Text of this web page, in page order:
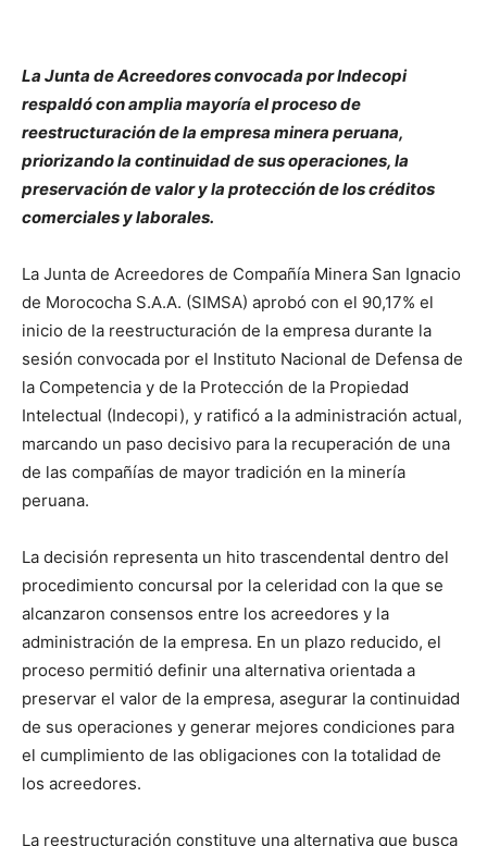
La Junta de Acreedores convocada por Indecopi
respaldó con amplia mayoría el proceso de
reestructuración de la empresa minera peruana,
priorizando la continuidad de sus operaciones, la
preservación de valor y la protección de los créditos
comerciales y laborales.
La Junta de Acreedores de Compañía Minera San Ignacio
de Morococha S.A.A. (SIMSA) aprobó con el 90,17% el
inicio de la reestructuración de la empresa durante la
sesión convocada por el Instituto Nacional de Defensa de
la Competencia y de la Protección de la Propiedad
Intelectual (Indecopi), y ratificó a la administración actual,
marcando un paso decisivo para la recuperación de una
de las compañías de mayor tradición en la minería
peruana.
La decisión representa un hito trascendental dentro del
procedimiento concursal por la celeridad con la que se
alcanzaron consensos entre los acreedores y la
administración de la empresa. En un plazo reducido, el
proceso permitió definir una alternativa orientada a
preservar el valor de la empresa, asegurar la continuidad
de sus operaciones y generar mejores condiciones para
el cumplimiento de las obligaciones con la totalidad de
los acreedores.
La reestructuración constituye una alternativa que busca